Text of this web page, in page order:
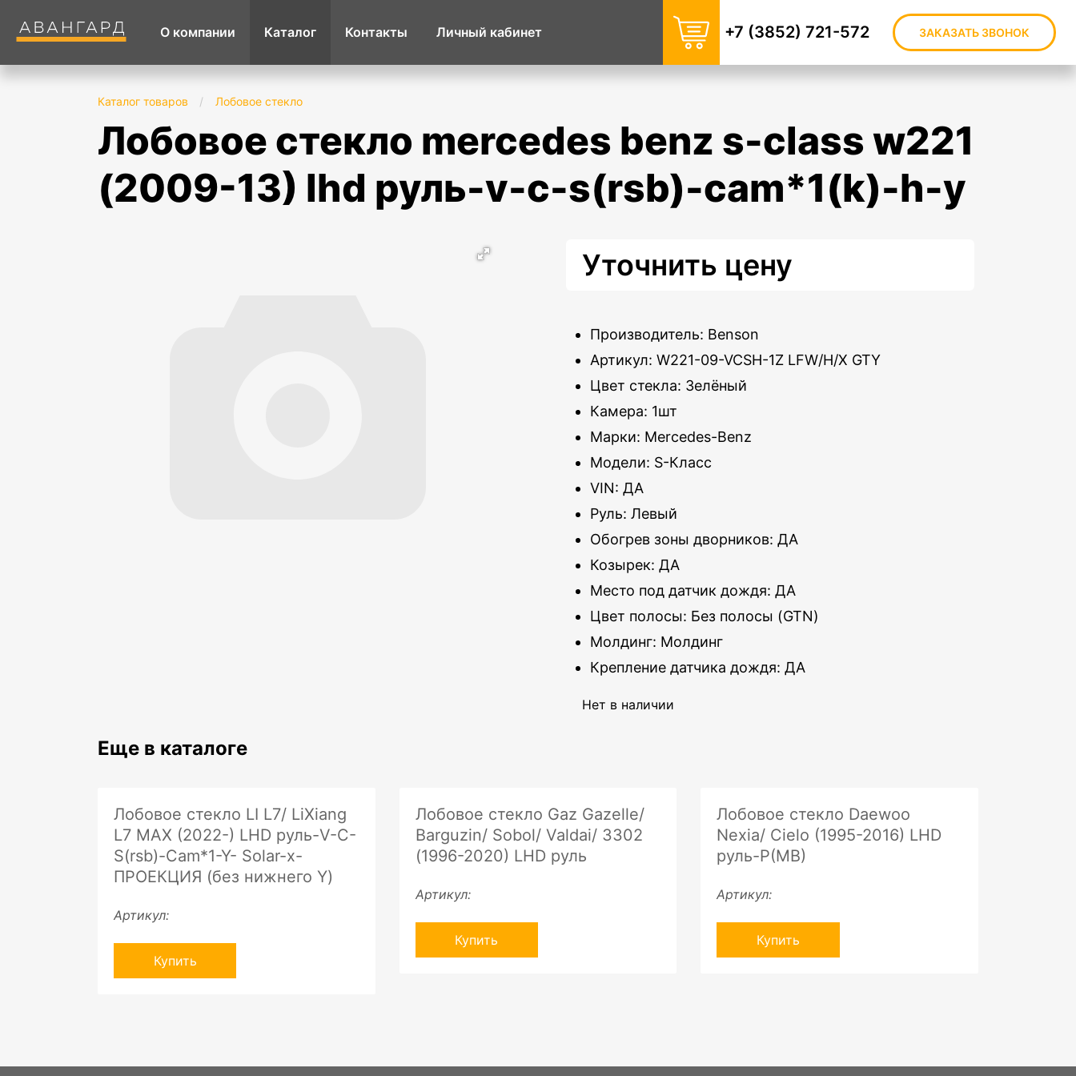
О компании Каталог Контакты Личный кабинет +7 (3852) 721-572 ЗАКАЗАТЬ ЗВОНОК
Каталог товаров / Лобовое стекло
лобовое стекло mercedes benz s-class w221
(2009-13) lhd руль-v-c-s(rsb)-cam*1(k)-h-y
Уточнить цену
Производитель: Benson
Артикул: W221-09-VCSH-1Z LFW/H/X GTY
Цвет стекла: Зелёный
Камера: 1шт
Марки: Mercedes-Benz
Модели: S-Класс
VIN: ДА
Руль: Левый
Обогрев зоны дворников: ДА
Козырек: ДА
Место под датчик дождя: ДА
Цвет полосы: Без полосы (GTN)
Молдинг: Молдинг
Крепление датчика дождя: ДА
Нет в наличии
Еще в каталоге
Лобовое стекло LI L7/ LiXiang
L7 MAX (2022-) LHD руль-V-C-
S(rsb)-Cam*1-Y- Solar-x-
ПРОЕКЦИЯ (без нижнего Y)
Артикул:
Купить
Лобовое стекло Gaz Gazelle/
Barguzin/ Sobol/ Valdai/ 3302
(1996-2020) LHD руль
Артикул:
Купить
Лобовое стекло Daewoo
Nexia/ Cielo (1995-2016) LHD
руль-P(MB)
Артикул:
Купить